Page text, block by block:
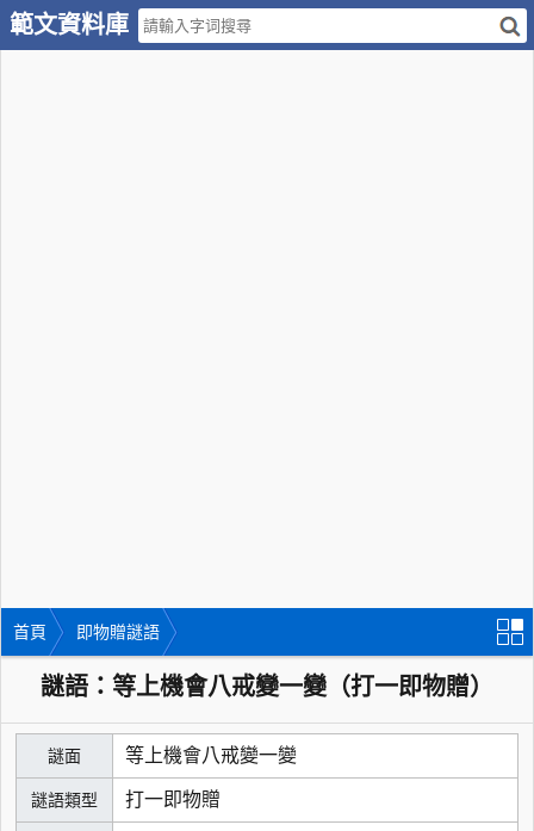
範文資料庫
首頁 即物贈謎語
謎語：等上機會八戒變一變（打一即物贈）
謎面 等上機會八戒變一變
謎語類型 打一即物贈